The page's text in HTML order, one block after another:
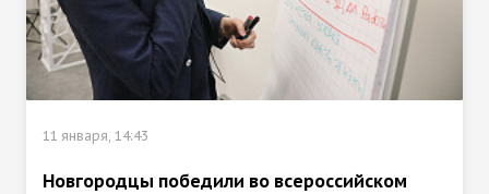
11 января, 14:43
Новгородцы победили во всероссийском